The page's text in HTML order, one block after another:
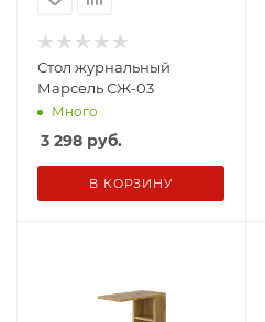
Стол журнальный
Марсель СЖ-03
Много
3 298 руб.
В КОРЗИНУ